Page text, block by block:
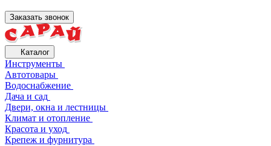
Заказать звонок
Каталог
Инструменты
Автотовары
Водоснабжение
Дача и сад
Двери, окна и лестницы
Климат и отопление
Красота и уход
Крепеж и фурнитура